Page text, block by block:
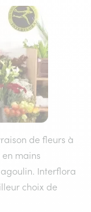
de fleurs à
mains
Interflora
choix de